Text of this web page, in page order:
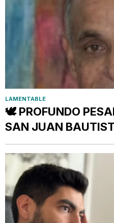
LAMENTABLE
🕊️ PROFUNDO
SAN JUAN